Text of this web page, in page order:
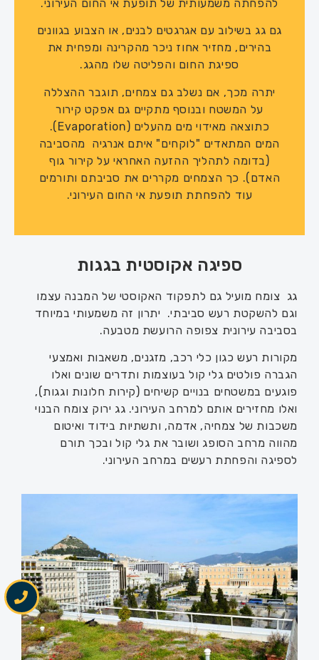
להפחתה משמעותית של תופעת אי החום העירוני.
גם גג בשילוב עם אגרגטים לבנים, או הצבוע בגוונים
בהירים, מחזיר אחוז ניכר מהקרינה ומפחית את
ספיגת החום והפליטה שלו מהגג.
יתרה מכך, אם נשלב גם צמחים, תוגבר ההצללה
על המשטח ובנוסף מתקיים גם אפקט קירור
כתוצאה מאידוי מים מהעלים (Evaporation).
המים המתאדים "לוקחים" איתם אנרגיה מהסביבה
(בדומה לתהליך ההזעה האחראי על קירור גוף
האדם). כך הצמחים מקררים את סביבתם ותורמים
עוד להפחתת תופעת אי החום העירוני.
ספיגה אקוסטית בגגות
גג צומח מועיל גם לתפקוד האקוסטי של המבנה עצמו
וגם להשקטת רעש סביבתי. יתרון זה משמעותי במיוחד
בסביבה עירונית צפופה הרועשת מטבעה.
מקורות רעש כגון כלי רכב, מזגנים, משאבות ואמצעי
הגברה פולטים גלי קול בעוצמות ותדרים שונים ואלו
פוגעים במשטחים בנויים קשיחים (קירות חלונות וגגות),
ואלו מחזירים אותם למרחב העירוני. גג ירוק צומח הבנוי
משכבות של צמחיה, אדמה, ותשתיות בידוד ואיטום
מהווה מרחב הסופג ושובר את גלי קול ובכך תורם
לספיגה והפחתת רעשים במרחב העירוני.